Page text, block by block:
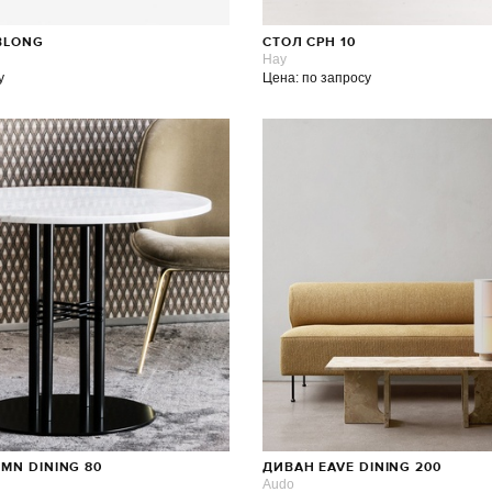
СТОЛ CPH 10
Hay
Цена: по запросу
DINING 80 ДИВАН EAVE DINING 200
Audo